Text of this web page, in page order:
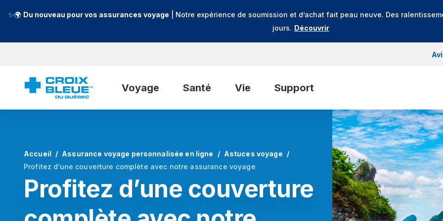
✨🌍 Du nouveau pour vos assurances voyage | Notre expérience de soumission et d’achat fait peau neuve. Des
jours. Découvrir
Voyage Santé Vie Support
Accueil Assurance voyage personnalisée en ligne
Astuces voyage
Profitez d’une couverture complète avec notre assurance voyage
Profitez d’une couverture